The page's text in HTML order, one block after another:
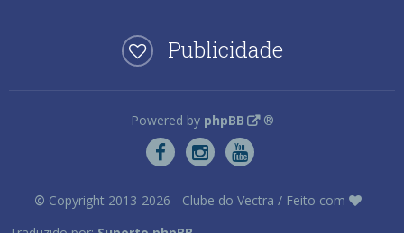
Publicidade
Powered by phpBB ®
© Copyright 2013-2026 - Clube do Vectra / Feito com